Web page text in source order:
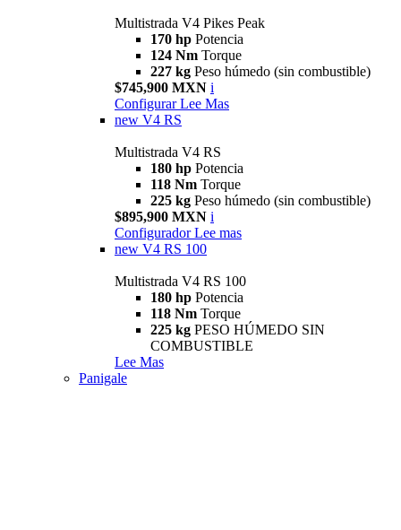
Multistrada V4 Pikes Peak
170 hp Potencia
124 Nm Torque
227 kg Peso húmedo (sin combustible)
$745,900 MXN i
Configurar Lee Mas
new V4 RS
Multistrada V4 RS
180 hp Potencia
118 Nm Torque
225 kg Peso húmedo (sin combustible)
$895,900 MXN i
Configurador Lee mas
new V4 RS 100
Multistrada V4 RS 100
180 hp Potencia
118 Nm Torque
225 kg PESO HÚMEDO SIN
COMBUSTIBLE
Lee Mas
Panigale